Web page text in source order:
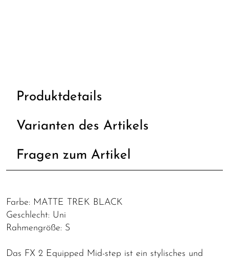
Produktdetails
Varianten des Artikels
Fragen zum Artikel
Farbe: MATTE TREK BLACK
Geschlecht: Uni
Rahmengröße: S
Das FX 2 Equipped Mid-step ist ein stylisches und